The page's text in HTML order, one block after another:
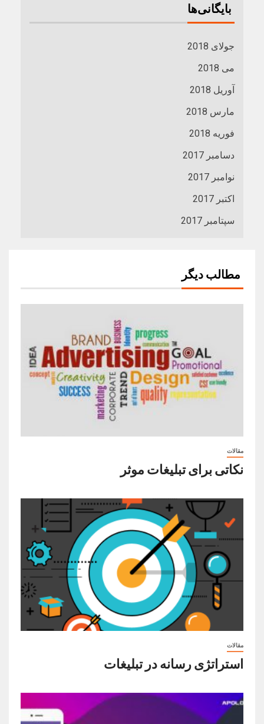
بایگانی‌ها
جولای 2018
می 2018
آوریل 2018
مارس 2018
فوریه 2018
دسامبر 2017
نوامبر 2017
اکتبر 2017
سپتامبر 2017
مطالب دیگر
مقالات
نکاتی برای تبلیغات موثر
مقالات
استراتژی رسانه در تبلیغات